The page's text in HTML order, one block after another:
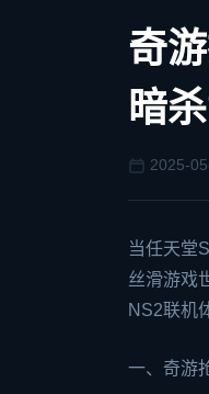
奇
暗
2025-
当任天堂
丝滑游戏
NS2联机
一、奇游